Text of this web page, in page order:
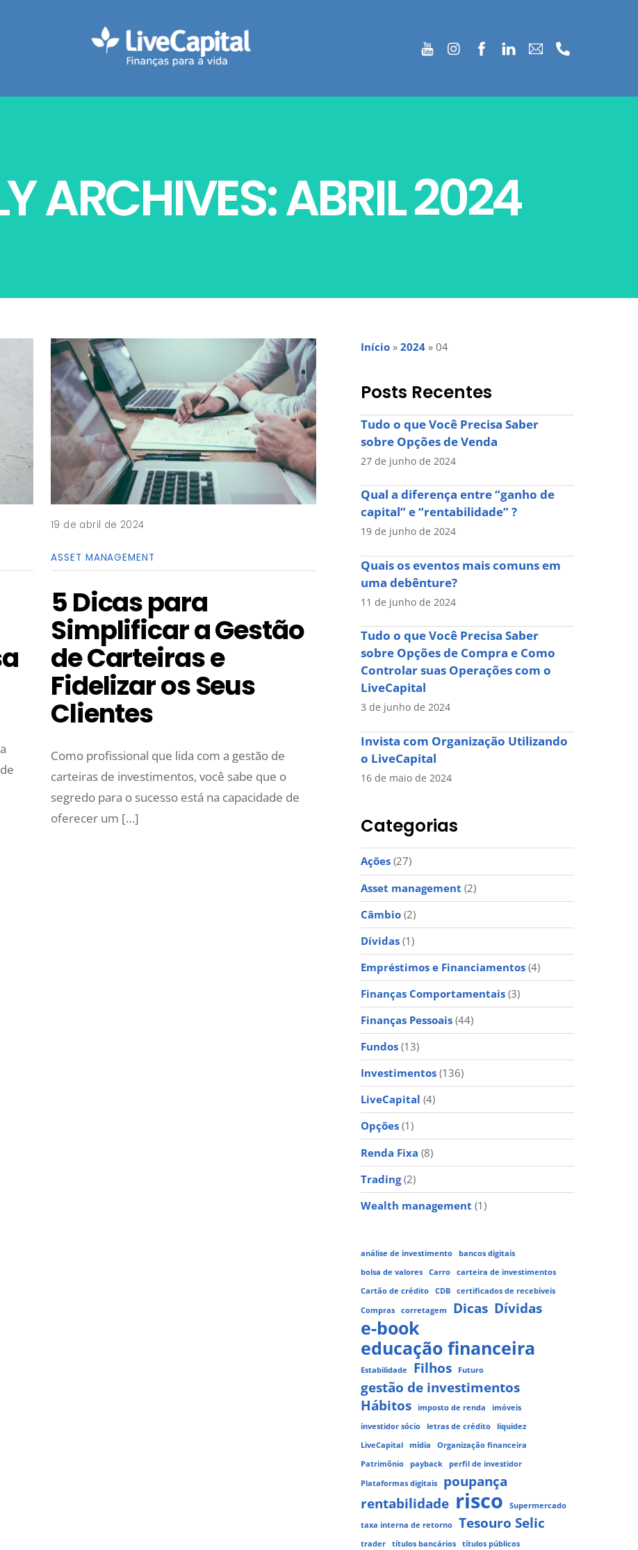
ARCHIVES: ABRIL 2024
19 de abril de 2024
ASSET MANAGEMENT
5 Dicas para
Simplificar a Gestão
de Carteiras e
Fidelizar os Seus
Clientes
Como profissional que lida com a gestão de
carteiras de investimentos, você sabe que o
segredo para o sucesso está na capacidade de
oferecer um […]
Início » 2024 »04
Posts Recentes
Tudo o que Você Precisa Saber
sobre Opções de Venda
27 de junho de 2024
Qual a diferença entre “ganho de
capital” e “rentabilidade” ?
19 de junho de 2024
Quais os eventos mais comuns em
uma debênture?
11 de junho de 2024
Tudo o que Você Precisa Saber
sobre Opções de Compra e Como
Controlar suas Operações com o
LiveCapital
3 de junho de 2024
Invista com Organização Utilizando
o LiveCapital
16 de maio de 2024
Categorias
Ações(27)
Asset management (2)
Câmbio(2)
Dívidas(1)
Empréstimos e Financiamentos(4)
Finanças Comportamentais(3)
Finanças Pessoais(44)
Fundos(13)
Investimentos(136)
LiveCapital (4)
Opções(1)
Renda Fixa (8)
Trading(2)
Wealth management (1)
análise de investimento
bancos digitais
bolsa de valores
Carro
carteira de investimentos
Cartão de crédito
CDB
certificados de recebíveis
Compras
corretagem Dicas Dívidas
e-book
educação financeira
Estabilidade Filhos Futuro
gestão de investimentos
Hábitos
imposto de renda
imóveis
investidor sócio
letras de crédito
liquidez
LiveCapital
mídia
Organização financeira
Patrimônio
payback
perfil de investidor
Plataformas digitais
poupança
rentabilidade risco
Supermercado
taxa interna de retorno
Tesouro Selic
trader títulos bancários
títulos públicos